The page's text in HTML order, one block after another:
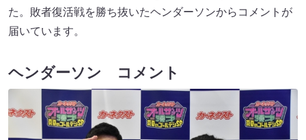
た。敗者復活戦を勝ち抜いたヘンダーソンからコメントが
届いています。
ヘンダーソン コメント